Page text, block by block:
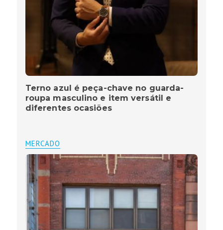
Terno azul é peça-chave no guarda-
roupa masculino e item versátil e
diferentes ocasiões
MERCADO